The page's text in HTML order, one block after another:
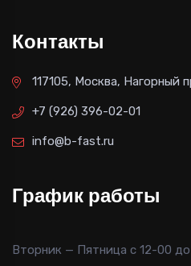
Контакты
117105, Москва, Нагорный
+7 (926) 396-02-01
info@b-fast.ru
График работы
Вторник — Пятница с 12-00